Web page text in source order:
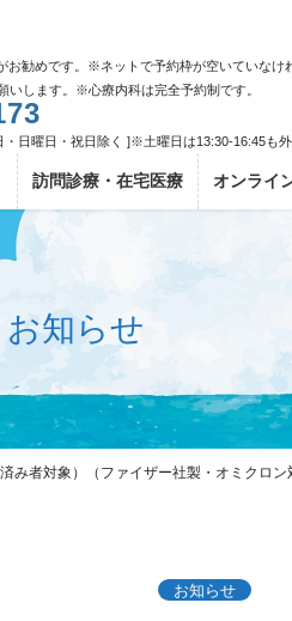
お勧めです。※ネットで予約枠が空いていなけ
いします。※心療内科は完全予約制です。
日曜日・祝日除く ]※土曜日は13:30-16:45も外
訪問診療・在宅医療 オンライ
お知らせ
み者対象）（ファイザー社製・オミクロン
お知らせ